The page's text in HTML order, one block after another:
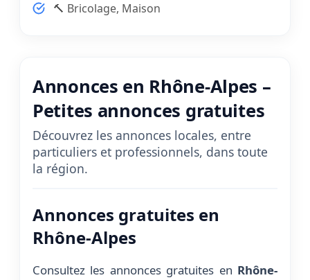
🔨 Bricolage, Maison
Annonces en Rhône-Alpes –
Petites annonces gratuites
Découvrez les annonces locales, entre
particuliers et professionnels, dans toute
la région.
Annonces gratuites en
Rhône-Alpes
Consultez les annonces gratuites en Rhône-